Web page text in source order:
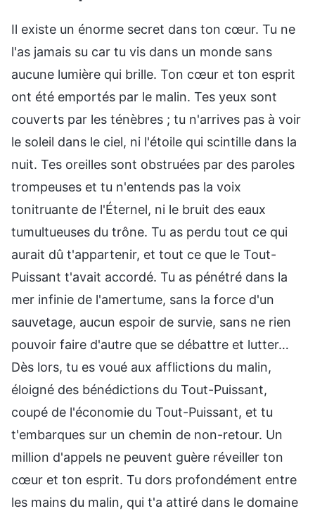
Il existe un énorme secret dans ton cœur. Tu ne
l'as jamais su car tu vis dans un monde sans
aucune lumière qui brille. Ton cœur et ton esprit
ont été emportés par le malin. Tes yeux sont
couverts par les ténèbres ; tu n'arrives pas à voir
le soleil dans le ciel, ni l'étoile qui scintille dans la
nuit. Tes oreilles sont obstruées par des paroles
trompeuses et tu n'entends pas la voix
tonitruante de l'Éternel, ni le bruit des eaux
tumultueuses du trône. Tu as perdu tout ce qui
aurait dû t'appartenir, et tout ce que le Tout-
Puissant t'avait accordé. Tu as pénétré dans la
mer infinie de l'amertume, sans la force d'un
sauvetage, aucun espoir de survie, sans ne rien
pouvoir faire d'autre que se débattre et lutter…
Dès lors, tu es voué aux afflictions du malin,
éloigné des bénédictions du Tout-Puissant,
coupé de l'économie du Tout-Puissant, et tu
t'embarques sur un chemin de non-retour. Un
million d'appels ne peuvent guère réveiller ton
cœur et ton esprit. Tu dors profondément entre
les mains du malin, qui t'a attiré dans le domaine